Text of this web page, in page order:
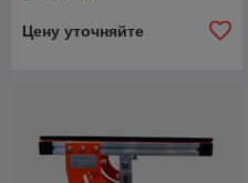
Цену уточняйте